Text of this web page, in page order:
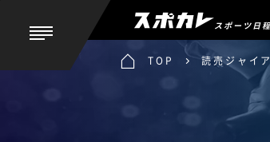
スポーツ日
TOP 読売ジャイ